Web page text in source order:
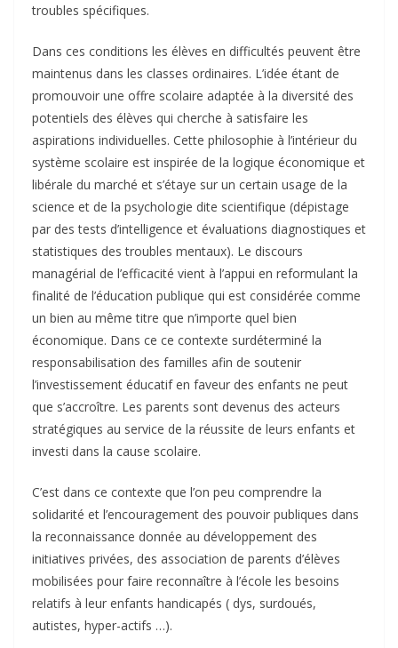
troubles spécifiques.
Dans ces conditions les élèves en difficultés peuvent être
maintenus dans les classes ordinaires. L’idée étant de
promouvoir une offre scolaire adaptée à la diversité des
potentiels des élèves qui cherche à satisfaire les
aspirations individuelles. Cette philosophie à l’intérieur du
système scolaire est inspirée de la logique économique et
libérale du marché et s’étaye sur un certain usage de la
science et de la psychologie dite scientifique (dépistage
par des tests d’intelligence et évaluations diagnostiques et
statistiques des troubles mentaux). Le discours
managérial de l’efficacité vient à l’appui en reformulant la
finalité de l’éducation publique qui est considérée comme
un bien au même titre que n’importe quel bien
économique. Dans ce ce contexte surdéterminé la
responsabilisation des familles afin de soutenir
l’investissement éducatif en faveur des enfants ne peut
que s’accroître. Les parents sont devenus des acteurs
stratégiques au service de la réussite de leurs enfants et
investi dans la cause scolaire.
C’est dans ce contexte que l’on peu comprendre la
solidarité et l’encouragement des pouvoir publiques dans
la reconnaissance donnée au développement des
initiatives privées, des association de parents d’élèves
mobilisées pour faire reconnaître à l’école les besoins
relatifs à leur enfants handicapés ( dys, surdoués,
autistes, hyper-actifs …).